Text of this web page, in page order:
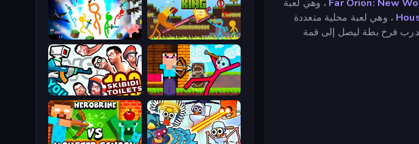
، وهي لعبة
، وهي لعبة محلية متعددة
فرخ بطة ليصل إلى قمة
Stickman King
Stickman Epic
Noob Archer vs Stickman Zombie
You vs 100 Skibidi Toilets